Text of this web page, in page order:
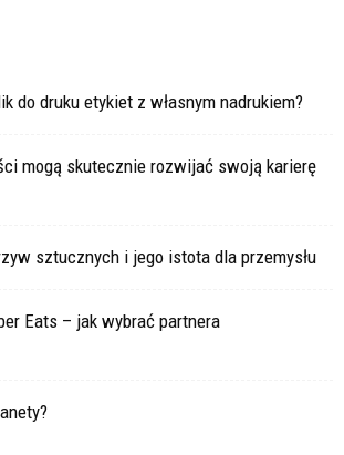
do druku etykiet z własnym nadrukiem?
mogą skutecznie rozwijać swoją karierę
sztucznych i jego istota dla przemysłu
Eats – jak wybrać partnera